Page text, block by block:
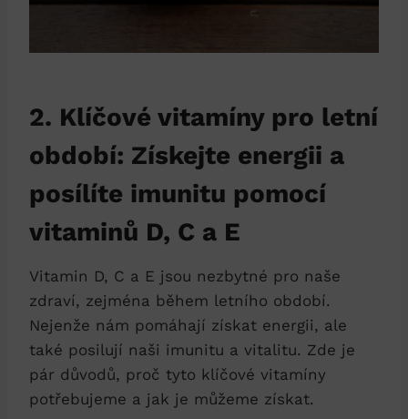
2. Klíčové vitamíny pro letní
období: Získejte energii a
posílíte imunitu pomocí
vitaminů D, C a E
Vitamin D, C a E jsou nezbytné pro naše
zdraví, zejména během letního období.
Nejenže nám pomáhají získat energii, ale
také posilují naši imunitu a vitalitu. Zde je
pár důvodů, proč tyto klíčové vitamíny
potřebujeme a jak je můžeme získat.